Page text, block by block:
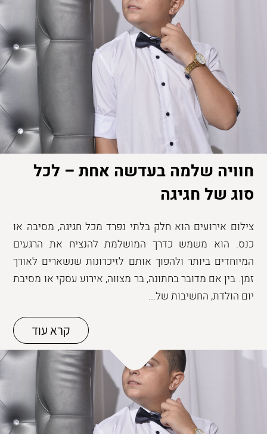
חוויה שלמה בעדשה אחת – לכל
סוג של חגיגה
צילום אירועים הוא חלק בלתי נפרד מכל חגיגה, מסיבה או
כנס. הוא משמש כדרך המושלמת להנציח את הרגעים
המיוחדים ביותר ולהפוך אותם לזיכרונות שנשארים לאורך
זמן. בין אם מדובר בחתונה, בר מצווה, אירוע עסקי או מסיבת
יום הולדת, החשיבות של...
קרא עוד